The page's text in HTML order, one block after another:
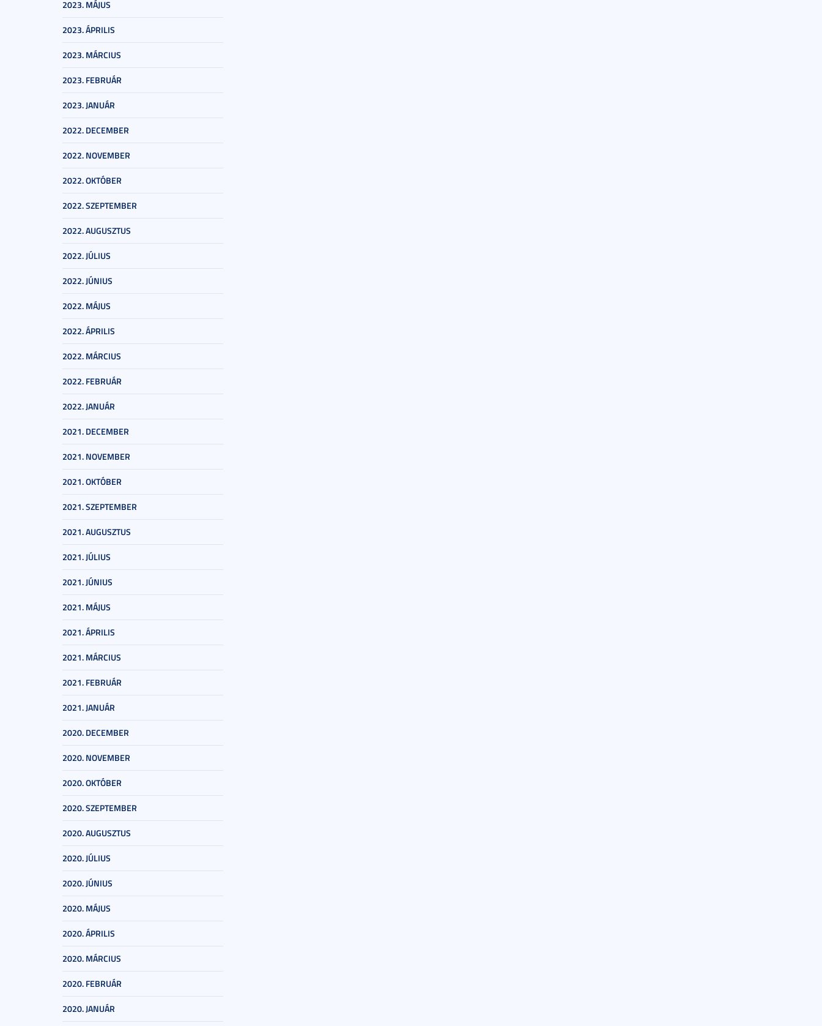
2023. MÁJUS
2023. ÁPRILIS
2023. MÁRCIUS
2023. FEBRUÁR
2023. JANUÁR
2022. DECEMBER
2022. NOVEMBER
2022. OKTÓBER
2022. SZEPTEMBER
2022. AUGUSZTUS
2022. JÚLIUS
2022. JÚNIUS
2022. MÁJUS
2022. ÁPRILIS
2022. MÁRCIUS
2022. FEBRUÁR
2022. JANUÁR
2021. DECEMBER
2021. NOVEMBER
2021. OKTÓBER
2021. SZEPTEMBER
2021. AUGUSZTUS
2021. JÚLIUS
2021. JÚNIUS
2021. MÁJUS
2021. ÁPRILIS
2021. MÁRCIUS
2021. FEBRUÁR
2021. JANUÁR
2020. DECEMBER
2020. NOVEMBER
2020. OKTÓBER
2020. SZEPTEMBER
2020. AUGUSZTUS
2020. JÚLIUS
2020. JÚNIUS
2020. MÁJUS
2020. ÁPRILIS
2020. MÁRCIUS
2020. FEBRUÁR
2020. JANUÁR